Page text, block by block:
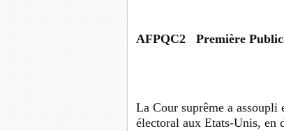
AFPQC2 Première
La Cour suprême a assoupli
électoral aux Etats-Unis, en